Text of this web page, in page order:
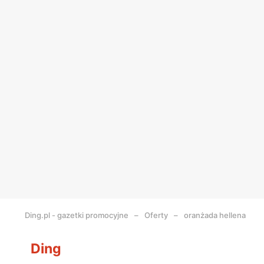
Ding.pl - gazetki promocyjne Oferty oranżada hellena
Ding